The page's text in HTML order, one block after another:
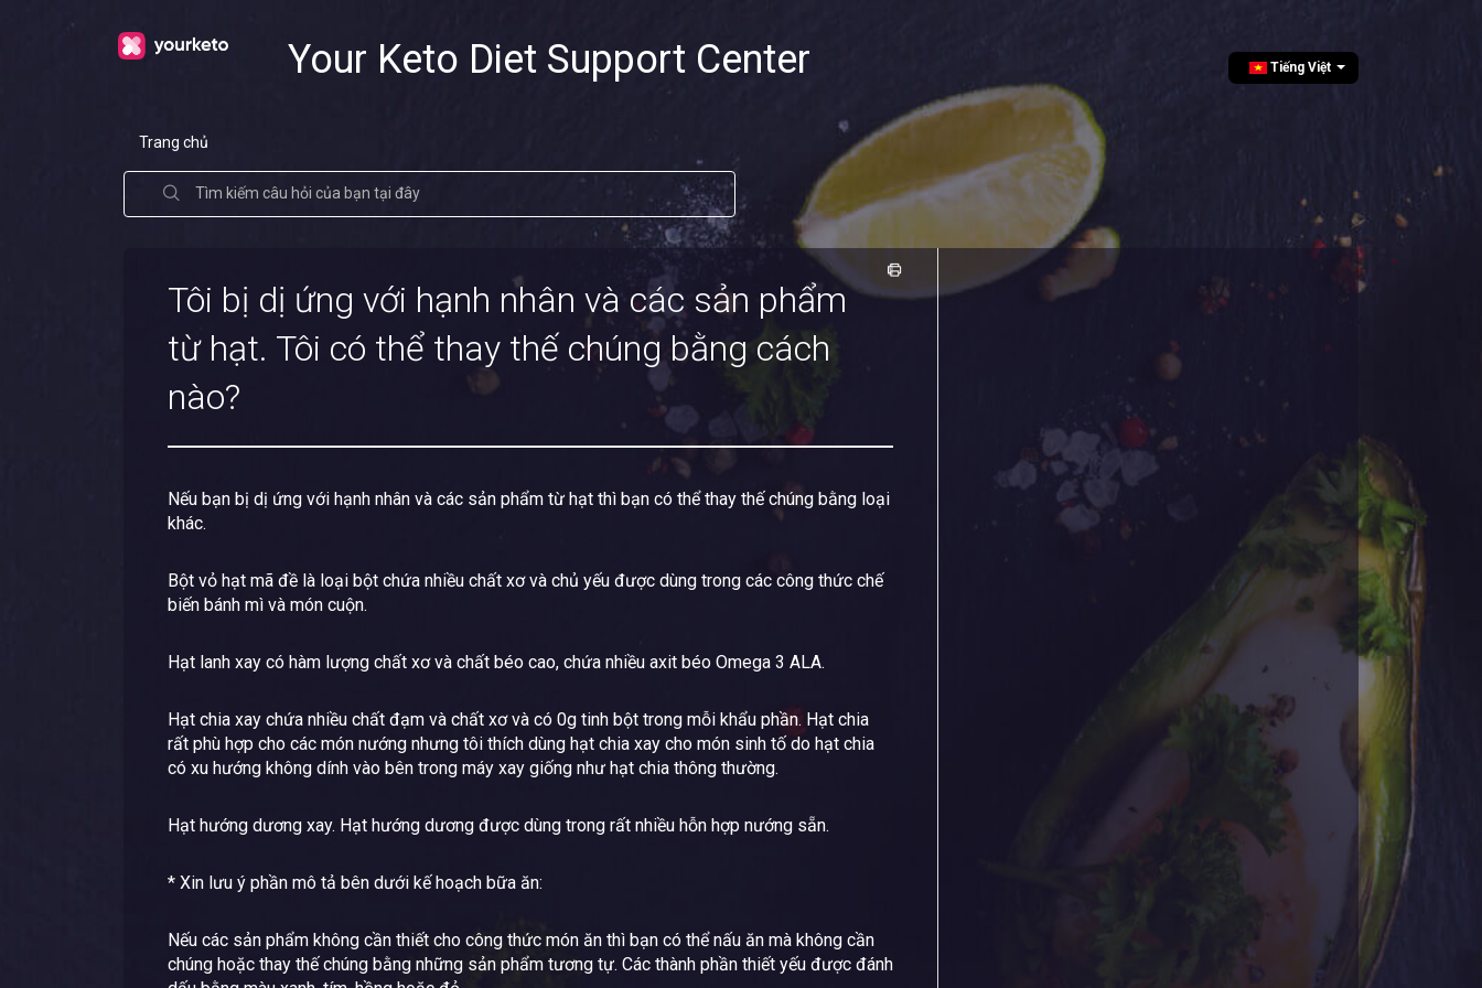
Your Keto Diet Support Center Tiếng Việt
Trang chủ
Tôi bị dị ứng với hạnh nhân và các sản phẩm
từ hạt. Tôi có thể thay thế chúng bằng cách
nào?
Nếu bạn bị dị ứng với hạnh nhân và các sản phẩm từ hạt thì bạn có thể thay thế chúng bằng loại
khác.
Bột vỏ hạt mã đề là loại bột chứa nhiều chất xơ và chủ yếu được dùng trong các công thức chế
biến bánh mì và món cuộn.
Hạt lanh xay có hàm lượng chất xơ và chất béo cao, chứa nhiều axit béo Omega 3 ALA.
Hạt chia xay chứa nhiều chất đạm và chất xơ và có 0g tinh bột trong mỗi khẩu phần. Hạt chia
rất phù hợp cho các món nướng nhưng tôi thích dùng hạt chia xay cho món sinh tố do hạt chia
có xu hướng không dính vào bên trong máy xay giống như hạt chia thông thường.
Hạt hướng dương xay. Hạt hướng dương được dùng trong rất nhiều hỗn hợp nướng sẵn.
* Xin lưu ý phần mô tả bên dưới kế hoạch bữa ăn:
Nếu các sản phẩm không cần thiết cho công thức món ăn thì bạn có thể nấu ăn mà không cần
chúng hoặc thay thế chúng bằng những sản phẩm tương tự. Các thành phần thiết yếu được đánh